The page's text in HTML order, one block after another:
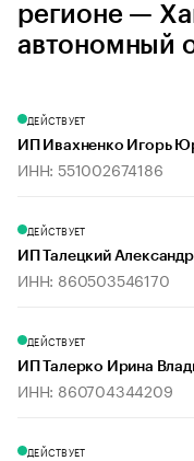
регионе —
автономный
ДЕЙСТВУЕТ
ИП Ивахненко Игорь
ИНН: 551002674186
ДЕЙСТВУЕТ
ИП Талецкий
ИНН: 860503546170
ДЕЙСТВУЕТ
ИП Талерко Ирина
ИНН: 860704344209
ДЕЙСТВУЕТ